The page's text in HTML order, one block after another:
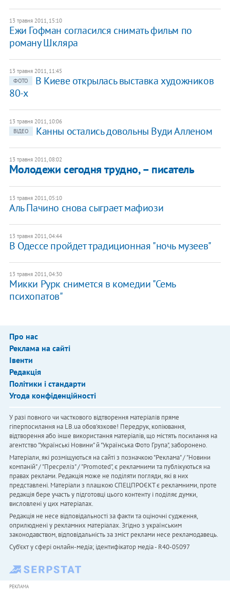
13 травня 2011, 15:10
Ежи Гофман согласился снимать фильм по
роману Шкляра
13 травня 2011, 11:45
ФОТО
В Киеве открылась выставка художников
80-х
13 травня 2011, 10:06
ВІДЕО
Канны остались довольны Вуди Алленом
13 травня 2011, 08:02
Молодежи сегодня трудно, – писатель
13 травня 2011, 05:10
Аль Пачино снова сыграет мафиози
13 травня 2011, 04:44
В Одессе пройдет традиционная "ночь музеев"
13 травня 2011, 04:30
Микки Рурк снимется в комедии "Семь
психопатов"
Про нас
Реклама на сайті
Івенти
Редакція
Політики і стандарти
Угода конфіденційності
У разі повного чи часткового відтворення матеріалів пряме
гіперпосилання на LB.ua обов'язкове! Передрук, копіювання,
відтворення або інше використання матеріалів, що містять посилання на
агентство "Українськi Новини" й "Українська Фото Група", заборонено.
Матеріали, які розміщуються на сайті з позначкою "Реклама" / "Новини
компаній" / "Пресреліз" / "Promoted", є рекламними та публікуються на
правах реклами. Редакція може не поділяти погляди, які в них
представлені. Матеріали з плашкою СПЕЦПРОЄКТ є рекламними, проте
редакція бере участь у підготовці цього контенту і поділяє думки,
висловлені у цих матеріалах.
Редакція не несе відповідальності за факти та оціночні судження,
оприлюднені у рекламних матеріалах. Згідно з українським
законодавством, відповідальність за зміст реклами несе рекламодавець.
Cуб'єкт у сфері онлайн-медіа; ідентифікатор медіа - R40-05097
РЕКЛАМА